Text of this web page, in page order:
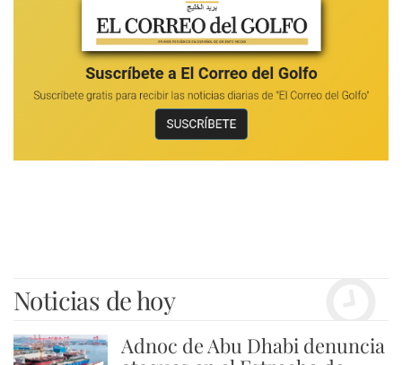
Noticias de hoy
Adnoc de Abu Dhabi denuncia